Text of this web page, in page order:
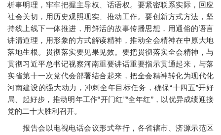
析事明理，牢牢把握主导权、话语权。要紧密联系实际，回应
社会关切，用历史观照现实、推动工作。要创新方式方法，坚
持线上线下一体推进，用鲜活的故事传播思想，用通俗的语言
讲清道理，用形象的方式解读精神，推动全会精神在中原大地
落地生根。贯彻落实要见果见效。要把贯彻落实全会精神，与
贯彻习近平总书记视察河南重要讲话重要指示贯通起来，与落
实省第十一次党代会部署结合起来，把全会精神转化为现代化
河南建设的强大动力，冲刺全年目标任务，确保“十四五”开好
局、起好步，推动明年工作“开门红”“全年红”，以优异成绩迎接
党的二十大胜利召开。
报告会以电视电话会议形式举行，各省辖市、济源示范区